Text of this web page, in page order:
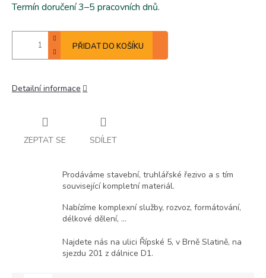
Termín doručení 3–5 pracovních dnů.
PŘIDAT DO KOŠÍKU
Detailní informace
ZEPTAT SE SDÍLET
Prodáváme stavební, truhlářské řezivo a s tím
související kompletní materiál.
Nabízíme komplexní služby, rozvoz, formátování,
délkové dělení, ...
Najdete nás na ulici Řípské 5, v Brně Slatině, na
sjezdu 201 z dálnice D1.